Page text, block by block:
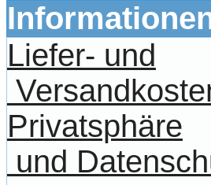
Liefer- und
Privatsphäre
und